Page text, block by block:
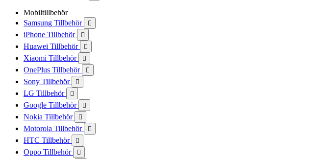
Mobiltillbehör
Samsung Tillbehör

iPhone Tillbehör 
Huawei Tillbehör 
Xiaomi Tillbehör 
OnePlus Tillbehör 
Sony Tillbehör 
LG Tillbehör 
Google Tillbehör 
Nokia Tillbehör 
Motorola Tillbehör 
HTC Tillbehör 
Oppo Tillbehör 